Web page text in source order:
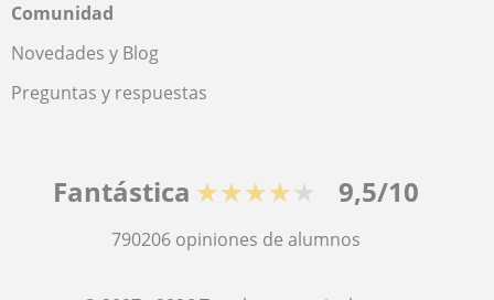
Comunidad
Novedades y Blog
Preguntas y respuestas
Fantástica ★★★★★ 9,5/10
790206 opiniones de alumnos